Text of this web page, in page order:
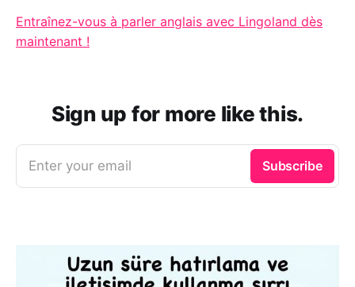
Entraînez-vous à parler anglais avec Lingoland dès
maintenant !
Sign up for more like this.
Enter your email Subscribe